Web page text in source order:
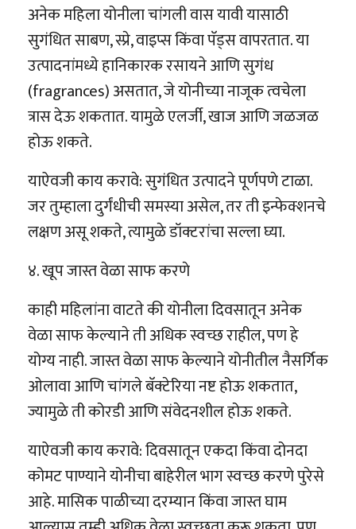
अनेक महिला योनीला चांगली वास यावी यासाठी
सुगंधित साबण, स्प्रे, वाइप्स किंवा पॅड्स वापरतात. या
उत्पादनांमध्ये हानिकारक रसायने आणि सुगंध
(fragrances) असतात, जे योनीच्या नाजूक त्वचेला
त्रास देऊ शकतात. यामुळे एलर्जी, खाज आणि जळजळ
होऊ शकते.
याऐवजी काय करावे: सुगंधित उत्पादने पूर्णपणे टाळा.
जर तुम्हाला दुर्गंधीची समस्या असेल, तर ती इन्फेक्शनचे
लक्षण असू शकते, त्यामुळे डॉक्टरांचा सल्ला घ्या.
४. खूप जास्त वेळा साफ करणे
काही महिलांना वाटते की योनीला दिवसातून अनेक
वेळा साफ केल्याने ती अधिक स्वच्छ राहील, पण हे
योग्य नाही. जास्त वेळा साफ केल्याने योनीतील नैसर्गिक
ओलावा आणि चांगले बॅक्टेरिया नष्ट होऊ शकतात,
ज्यामुळे ती कोरडी आणि संवेदनशील होऊ शकते.
याऐवजी काय करावे: दिवसातून एकदा किंवा दोनदा
कोमट पाण्याने योनीचा बाहेरील भाग स्वच्छ करणे पुरेसे
आहे. मासिक पाळीच्या दरम्यान किंवा जास्त घाम